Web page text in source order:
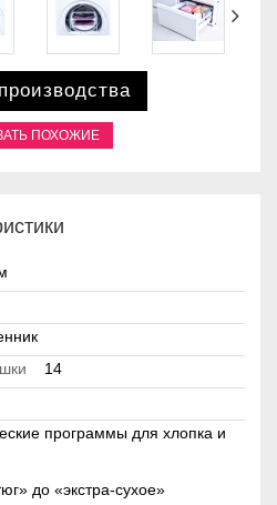
ПОХОЖИЕ
14
программы для хлопка и
до «экстра-сухое»